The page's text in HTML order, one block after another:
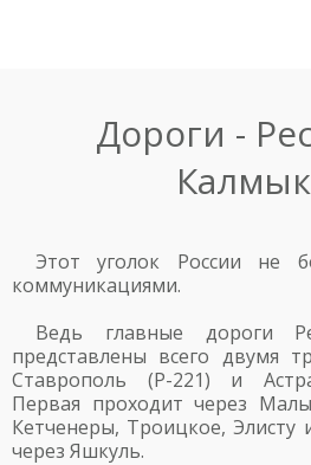
Дороги -
Этот уголок России не
коммуникациями.
Ведь главные дороги
представлены всего двумя
Ставрополь (Р-221) и
Первая проходит через
Кетченеры, Троицкое,
через Яшкуль.